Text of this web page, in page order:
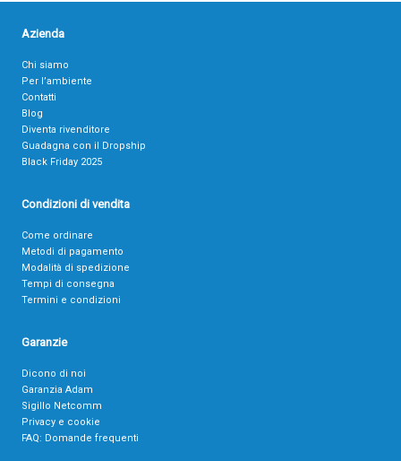
Azienda
Chi siamo
Per l’ambiente
Contatti
Blog
Diventa rivenditore
Guadagna con il Dropship
Black Friday 2025
Condizioni di vendita
Come ordinare
Metodi di pagamento
Modalità di spedizione
Tempi di consegna
Termini e condizioni
Garanzie
Dicono di noi
Garanzia Adam
Sigillo Netcomm
Privacy e cookie
FAQ: Domande frequenti